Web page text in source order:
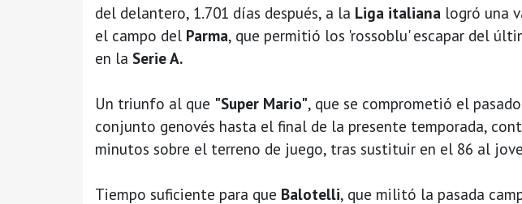
del delantero, 1.701 días después, a la Liga italiana logró una
el campo del Parma, que permitió los 'rossoblu' escapar del
en la Serie A.
Un triunfo al que "Super Mario", que se comprometió el
conjunto genovés hasta el final de la presente temporada,
minutos sobre el terreno de juego, tras sustituir en el 86 al
Tiempo suficiente para que Balotelli, que militó la pasada